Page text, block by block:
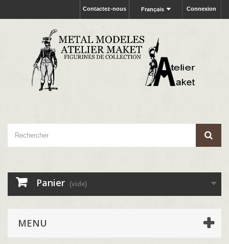
Connexion
Français
Contactez-nous
Panier (vide)
MENU